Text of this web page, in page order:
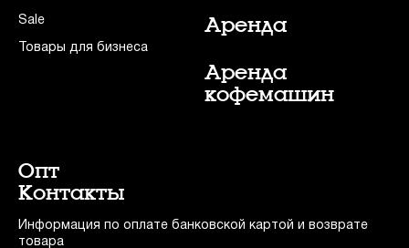
Sale
Товары для бизнеса
Аренда
Аренда
кофемашин
Опт
Контакты
Информация по оплате банковской картой и возврате
товара